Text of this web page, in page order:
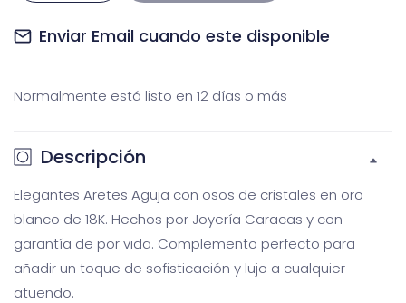
Galería
multimedia
para
osos
blanco
para
osos
blanco
Enviar Email cuando este disponible
Normalmente está listo en 12 días o más
Descripción
Elegantes Aretes Aguja con osos de cristales en oro
blanco de 18K. Hechos por Joyería Caracas y con
garantía de por vida. Complemento perfecto para
añadir un toque de sofisticación y lujo a cualquier
atuendo.